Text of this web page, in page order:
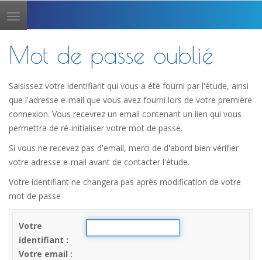
Toggle
navigation
Mot de passe oublié
Saisissez votre identifiant qui vous a été fourni par l'étude, ainsi
que l'adresse e-mail que vous avez fourni lors de votre première
connexion. Vous recevrez un email contenant un lien qui vous
permettra de ré-initialiser votre mot de passe.
Si vous ne recevez pas d'email, merci de d'abord bien vérifier
votre adresse e-mail avant de contacter l'étude.
Votre identifiant ne changera pas après modification de votre
mot de passe
Votre
identifiant
Votre email